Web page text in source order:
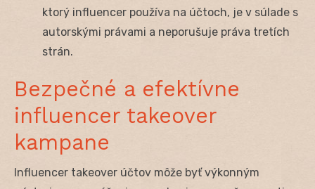
ktorý influencer používa na účtoch, je v súlade s
autorskými právami a neporušuje práva tretích
strán.
Bezpečné a efektívne
influencer takeover
kampane
Influencer takeover účtov môže byť výkonným